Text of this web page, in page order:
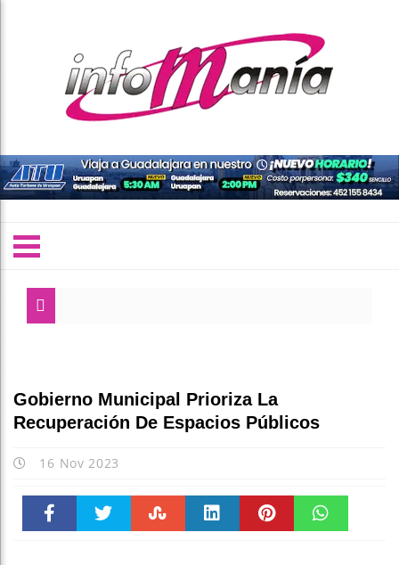
Gobierno Municipal Prioriza La
Recuperación De Espacios Públicos
16 Nov 2023